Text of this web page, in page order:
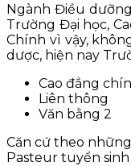
Ngành Điều
Trường Đại học,
Chính vì vậy,
dược, hiện nay
Cao đẳng
Liên thông
Văn bằng 2
Căn cứ theo
Pasteur tuyển